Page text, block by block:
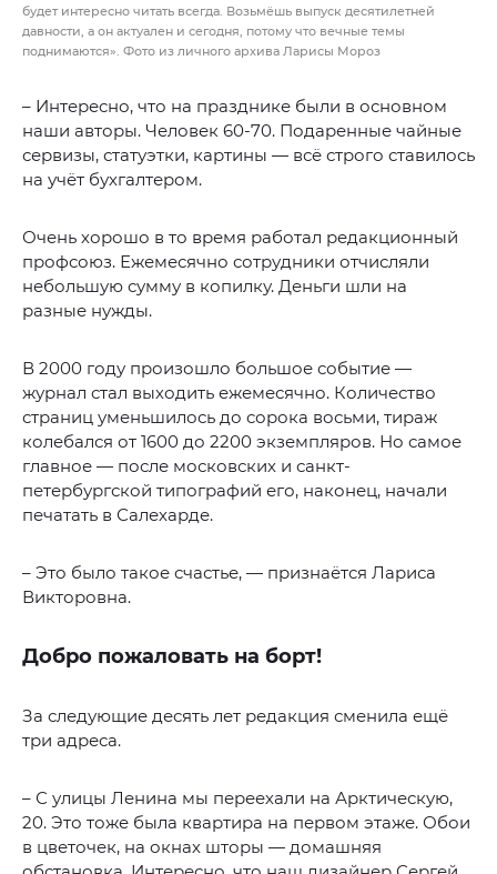
будет интересно читать всегда. Возьмёшь выпуск десятилетней
давности, а он актуален и сегодня, потому что вечные темы
поднимаются». Фото из личного архива Ларисы Мороз
– Интересно, что на празднике были в основном
наши авторы. Человек 60-70. Подаренные чайные
сервизы, статуэтки, картины — всё строго ставилось
на учёт бухгалтером.
Очень хорошо в то время работал редакционный
профсоюз. Ежемесячно сотрудники отчисляли
небольшую сумму в копилку. Деньги шли на
разные нужды.
В 2000 году произошло большое событие —
журнал стал выходить ежемесячно. Количество
страниц уменьшилось до сорока восьми, тираж
колебался от 1600 до 2200 экземпляров. Но самое
главное — после московских и санкт-
петербургской типографий его, наконец, начали
печатать в Салехарде.
– Это было такое счастье, — признаётся Лариса
Викторовна.
Добро пожаловать на борт!
За следующие десять лет редакция сменила ещё
три адреса.
– С улицы Ленина мы переехали на Арктическую,
20. Это тоже была квартира на первом этаже. Обои
в цветочек, на окнах шторы — домашняя